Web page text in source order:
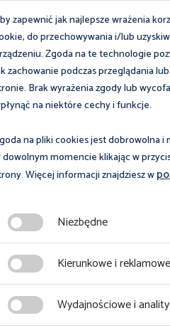
"Rola liderów
zdrowia
zapewnić jak najlepsze wrażenia
do przechowywania i/lub
Zgoda na te technologie
zachowanie podczas przeglądania
Brak wyrażenia zgody lub
na niektóre cechy i funkcje.
na pliki cookies jest dobrowolna
dowolnym momencie klikając w
Więcej informacji znajdziesz w
Niezbędne
Kierunkowe i reklamowe
Wydajnościowe i